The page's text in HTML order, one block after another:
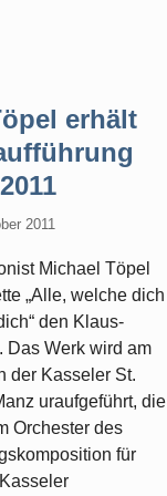
erhält
2011
Michael Töpel
„Alle, welche dich
den Klaus-
Das Werk wird am
der Kasseler St.
uraufgeführt, die
Orchester des
für